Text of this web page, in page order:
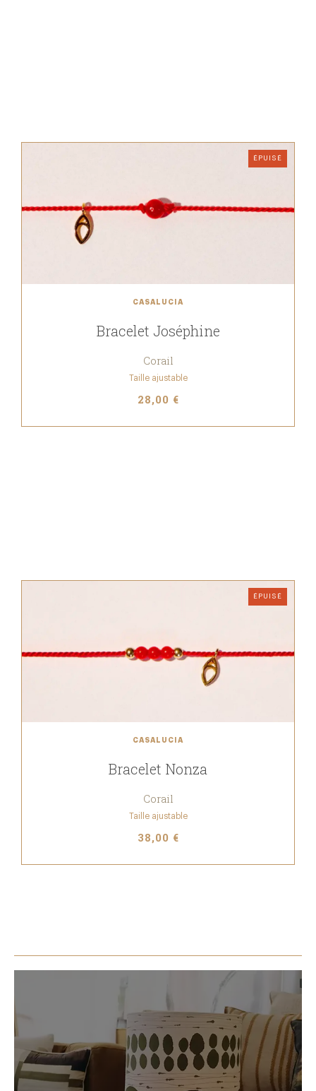
ÉPUISÉ
CASALUCIA
Bracelet Joséphine
Corail
Taille ajustable
28,00 €
ÉPUISÉ
CASALUCIA
Bracelet Nonza
Corail
Taille ajustable
38,00 €